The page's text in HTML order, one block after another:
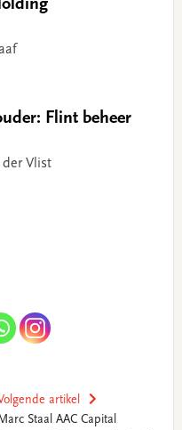
Flint beheer
der Vlist
artikel
Staal AAC Capital